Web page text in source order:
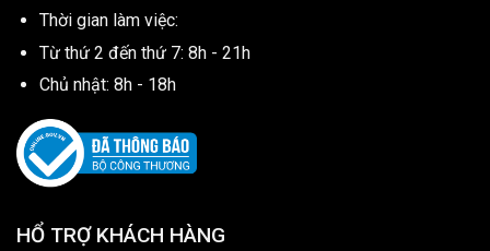
Thời gian làm việc:
Từ thứ 2 đến thứ 7: 8h - 21h
Chủ nhật: 8h - 18h
HỔ TRỢ KHÁCH HÀNG